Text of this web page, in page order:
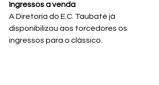
Ingressos a venda
A Diretoria do E.C. Taubaté já
disponibilizou aos torcedores os
ingressos para o clássico.